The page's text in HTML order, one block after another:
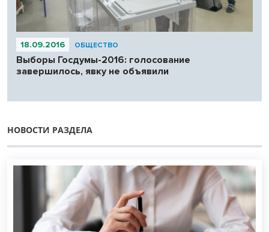
18.09.2016 ОБЩЕСТВО
Выборы Госдумы-2016: голосование
завершилось, явку не объявили
НОВОСТИ РАЗДЕЛА